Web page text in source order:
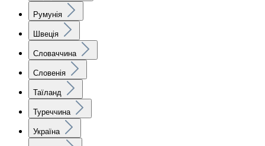
Румунія
Швеція
Словаччина
Словенія
Таїланд
Туреччина
Україна